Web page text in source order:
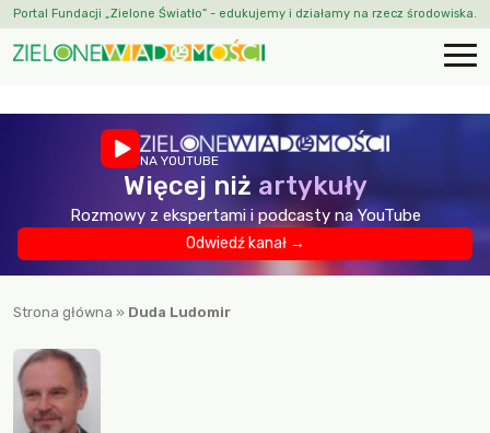
Portal Fundacji „Zielone Światło” - edukujemy i działamy na rzecz środowiska.
NA YOUTUBE
Więcej niż artykuły
Rozmowy z ekspertami i podcasty na YouTube
Odwiedź kanał →
Strona główna » Duda Ludomir